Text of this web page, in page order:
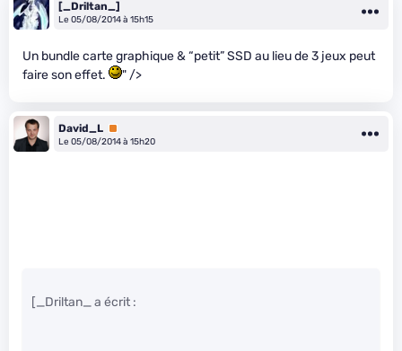
[_Driltan_]
Le 05/08/2014 à 15h15
Un bundle carte graphique & “petit” SSD au lieu de 3 jeux peut
faire son effet.
" />
David_L Premium
Le 05/08/2014 à 15h20
[_Driltan_ a écrit :